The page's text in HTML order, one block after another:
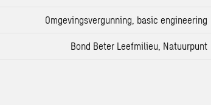
Omgevingsvergunning, basic engineering
Bond Beter Leefmilieu, Natuurpunt